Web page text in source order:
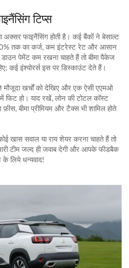
टिप्स
अक्सर फाइनैंसिंग होती है। कई बैंकों ने बेसाल्ट
तक का कर्ज, कम इंटरेस्ट रेट और आसान
पेमेंट कम रखना चाहते हैं तो बीमा पैकेज
कई इंश्योरर्स इस पर डिस्काउंट देते हैं।
खर्चों को देखिए और एक ऐसी एएमओ
फिट हो। याद रखें, लोन की टोटल कॉस्ट
फ़ीस, बीमा प्रीमियम और टैक्स भी शामिल होते
खास सवाल या राय शेयर करना चाहते हैं तो
टीम जल्द ही जवाब देगी और आपके फीडबैक
लिये धन्यवाद!